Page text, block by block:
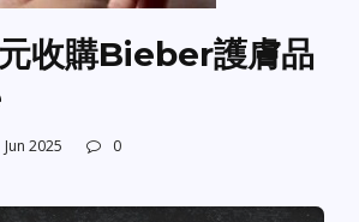
收購Bieber護膚品
Jun 2025 0